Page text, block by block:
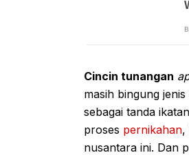
Cincin tunangan
masih bingung
sebagai tanda
proses pernikahan,
nusantara ini. Dan